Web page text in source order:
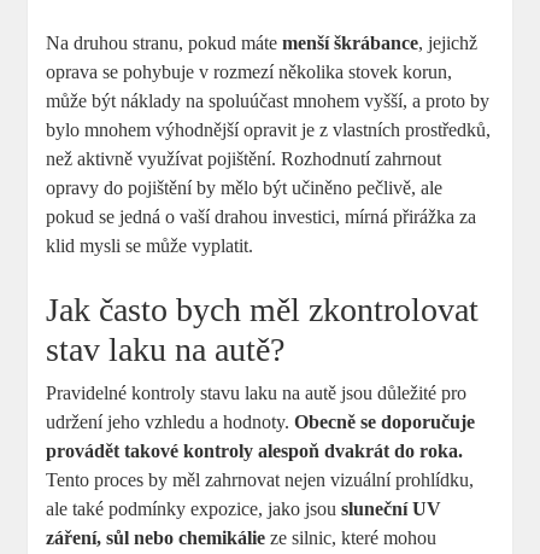
Na druhou stranu, pokud mátemenší škrábance, jejichž
oprava se pohybuje v rozmezí několika stovek korun,
může být náklady na spoluúčast mnohem vyšší, a proto by
bylo mnohem výhodnější opravit je z vlastních prostředků,
než aktivně využívat pojištění. Rozhodnutí zahrnout
opravy do pojištění by mělo být učiněno pečlivě, ale
pokud se jedná o vaší drahou investici, mírná přirážka za
klid mysli se může vyplatit.
Jak často bych měl zkontrolovat
stav laku na autě?
Pravidelné kontroly stavu laku na autě jsou důležité pro
udržení jeho vzhledu a hodnoty.Obecně se doporučuje
provádět takové kontroly alespoň dvakrát do roka.
Tento proces by měl zahrnovat nejen vizuální prohlídku,
ale také podmínky expozice, jako jsousluneční UV
záření, sůl nebo chemikálie ze silnic, které mohou